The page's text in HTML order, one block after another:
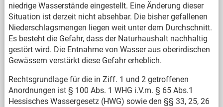
niedrige Wasserstände eingestellt. Eine Änderung dieser
Situation ist derzeit nicht absehbar. Die bisher gefallenen
Niederschlagsmengen liegen weit unter dem Durchschnitt.
Es besteht die Gefahr, dass der Naturhaushalt nachhaltig
gestört wird. Die Entnahme von Wasser aus oberirdischen
Gewässern verstärkt diese Gefahr erheblich.
Rechtsgrundlage für die in Ziff. 1 und 2 getroffenen
Anordnungen ist § 100 Abs. 1 WHG i.V.m. § 65 Abs.1
Hessisches Wassergesetz (HWG) sowie den §§ 33, 25, 26